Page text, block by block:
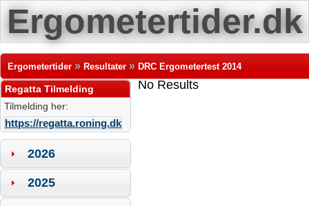
Ergometertider.dk
Ergometertider » Resultater » DRC Ergometertest 2014
Regatta Tilmelding
Tilmelding her:
https://regatta.roning.dk
2026
2025
No Results